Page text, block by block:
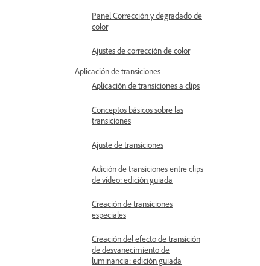
Panel Corrección y degradado de
color
Ajustes de corrección de color
Aplicación de transiciones
Aplicación de transiciones a clips
Conceptos básicos sobre las
transiciones
Ajuste de transiciones
Adición de transiciones entre clips
de vídeo: edición guiada
Creación de transiciones
especiales
Creación del efecto de transición
de desvanecimiento de
luminancia: edición guiada